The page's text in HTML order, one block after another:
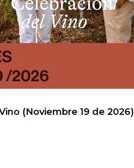
(Noviembre 19 de 2026)